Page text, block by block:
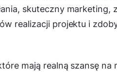
skuteczny marketing,
realizacji projektu i
mają realną szansę na